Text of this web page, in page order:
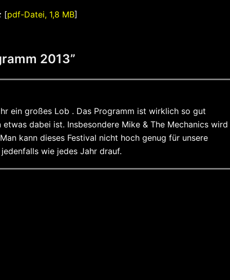
[pdf-Datei, 1,8 MB]
2013”
ein großes Lob . Das Programm ist wirklich so gut
dabei ist. Insbesondere Mike & The Mechanics wird
kann dieses Festival nicht hoch genug für unsere
wie jedes Jahr drauf.